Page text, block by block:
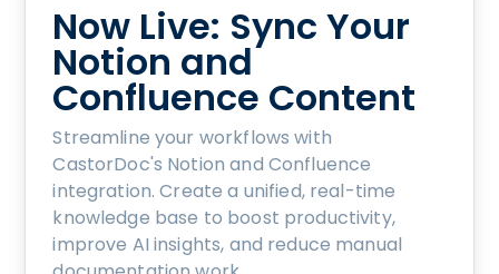
Now Live: Sync Your
Notion and
Confluence Content
Streamline your workflows with
CastorDoc's Notion and Confluence
integration. Create a unified, real-time
knowledge base to boost productivity,
improve AI insights, and reduce manual